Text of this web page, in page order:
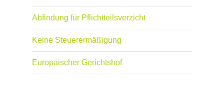
Abfindung für Pflichtteilsverzicht
Keine Steuerermäßigung
Europäischer Gerichtshof